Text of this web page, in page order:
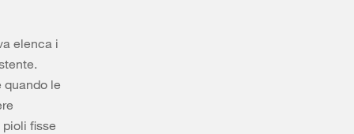
elenca i
quando le
fisse